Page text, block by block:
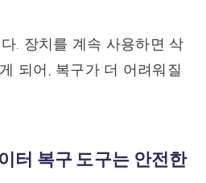
. 장치를 계속 사용하면 삭
되어, 복구가 더 어려워질
터 복구 도구는 안전한